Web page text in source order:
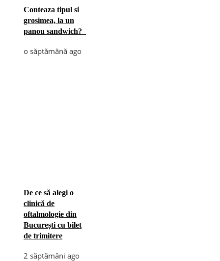
Conteaza tipul si
grosimea, la un
panou sandwich?
o săptămână ago
De ce să alegi o
clinică de
oftalmologie din
București cu bilet
de trimitere
2 săptămâni ago